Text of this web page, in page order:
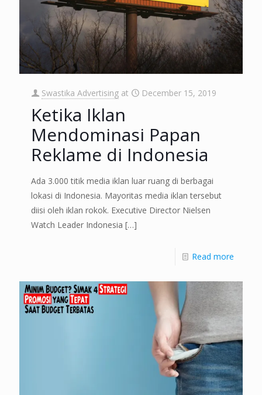
Swastika Advertising at December 15, 2019
Ketika Iklan
Mendominasi Papan
Reklame di Indonesia
Ada 3.000 titik media iklan luar ruang di berbagai
lokasi di Indonesia. Mayoritas media iklan tersebut
diisi oleh iklan rokok. Executive Director Nielsen
Watch Leader Indonesia […]
Read more